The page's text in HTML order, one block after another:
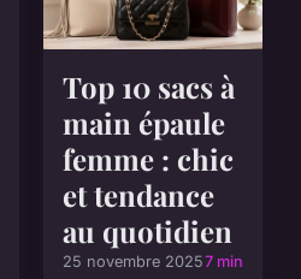
Top 10 sacs à
main épaule
femme : chic
et tendance
au quotidien
25 novembre 20257 min